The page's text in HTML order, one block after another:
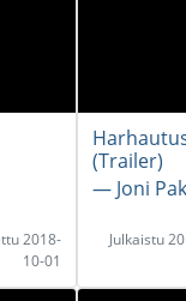
2018-
10-01
(Trailer)
― Joni
Julkaistu